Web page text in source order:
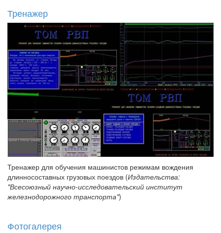
Тренажер
Тренажер для обучения машинистов режимам вождения
длинносоставных грузовых поездов (Издательства:
"Всесоюзный научно-исследовательский институт
железнодорожного транспорта")
Фотогалерея